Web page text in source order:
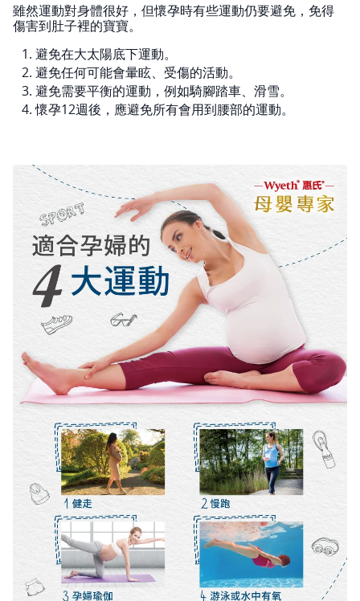
雖然運動對身體很好，但懷孕時有些運動仍要避免，免得
傷害到肚子裡的寶寶。
避免在大太陽底下運動。
避免任何可能會暈眩、受傷的活動。
避免需要平衡的運動，例如騎腳踏車、滑雪。
懷孕12週後，應避免所有會用到腰部的運動。